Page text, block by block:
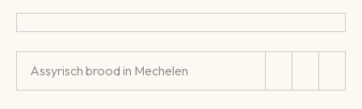
Assyrisch brood in Mechelen